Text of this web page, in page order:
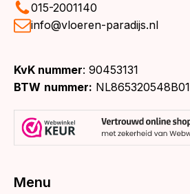
015-2001140
info@vloeren-paradijs.nl
KvK nummer: 90453131
BTW nummer: NL865320548B01
Menu